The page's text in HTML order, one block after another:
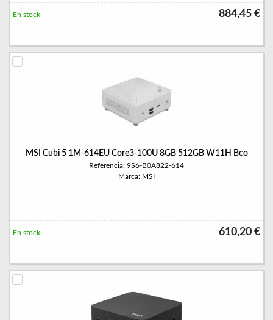
884,45 €
En stock
MSI Cubi 5 1M-614EU Core3-100U 8GB 512GB W11H Bco
Referencia: 9S6-B0A822-614
Marca: MSI
610,20 €
En stock